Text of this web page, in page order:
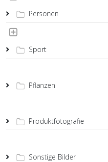
Personen
Sport
Pflanzen
Produktfotografie
Sonstige Bilder